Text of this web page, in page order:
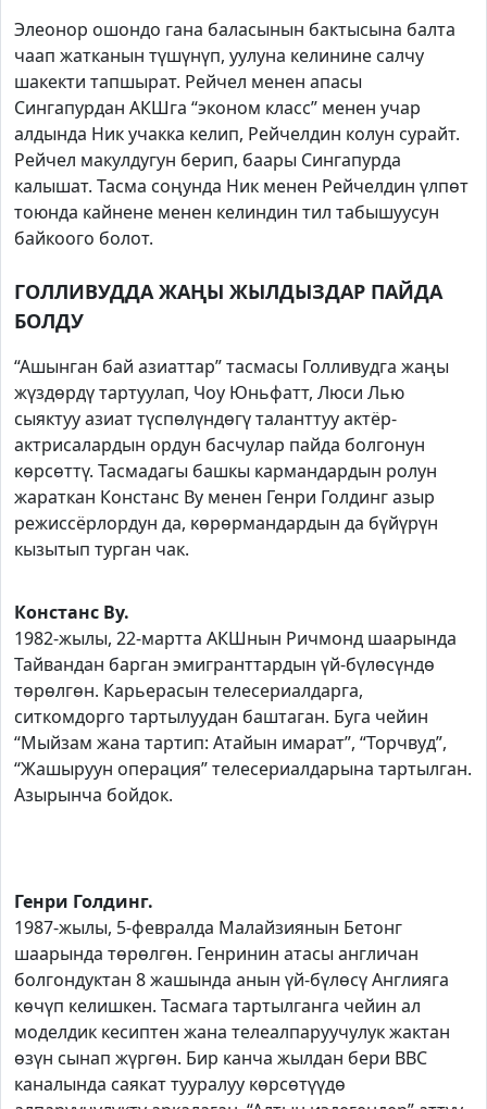
Элеонор ошондо гана баласынын бактысына балта
чаап жатканын түшүнүп, уулуна келинине салчу
шакекти тапшырат. Рейчел менен апасы
Сингапурдан АКШга “эконом класс” менен учар
алдында Ник учакка келип, Рейчелдин колун сурайт.
Рейчел макулдугун берип, баары Сингапурда
калышат. Тасма соңунда Ник менен Рейчелдин үлпөт
тоюнда кайнене менен келиндин тил табышуусун
байкоого болот.
ГОЛЛИВУДДА ЖАҢЫ ЖЫЛДЫЗДАР ПАЙДА
БОЛДУ
“Ашынган бай азиаттар” тасмасы Голливудга жаңы
жүздөрдү тартуулап, Чоу Юньфатт, Люси Лью
сыяктуу азиат түспөлүндөгү таланттуу актёр-
актрисалардын ордун басчулар пайда болгонун
көрсөттү. Тасмадагы башкы кармандардын ролун
жараткан Констанс Ву менен Генри Голдинг азыр
режиссёрлордун да, көрөрмандардын да бүйүрүн
кызытып турган чак.
Констанс Ву.
1982-жылы, 22-мартта АКШнын Ричмонд шаарында
Тайвандан барган эмигранттардын үй-бүлөсүндө
төрөлгөн. Карьерасын телесериалдарга,
ситкомдорго тартылуудан баштаган. Буга чейин
“Мыйзам жана тартип: Атайын имарат”, “Торчвуд”,
“Жашыруун операция” телесериалдарына тартылган.
Азырынча бойдок.
Генри Голдинг.
1987-жылы, 5-февралда Малайзиянын Бетонг
шаарында төрөлгөн. Генринин атасы англичан
болгондуктан 8 жашында анын үй-бүлөсү Англияга
көчүп келишкен. Тасмага тартылганга чейин ал
моделдик кесиптен жана телеалпаруучулук жактан
өзүн сынап жүргөн. Бир канча жылдан бери BBC
каналында саякат тууралуу көрсөтүүдө